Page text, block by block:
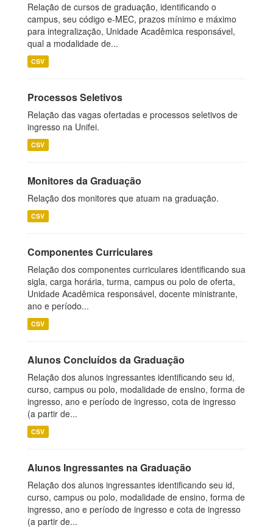
Relação de cursos de graduação, identificando o
campus, seu código e-MEC, prazos mínimo e máximo
para integralização, Unidade Acadêmica responsável,
qual a modalidade de...
CSV
Processos Seletivos
Relação das vagas ofertadas e processos seletivos de
ingresso na Unifei.
CSV
Monitores da Graduação
Relação dos monitores que atuam na graduação.
CSV
Componentes Curriculares
Relação dos componentes curriculares identificando sua
sigla, carga horária, turma, campus ou polo de oferta,
Unidade Acadêmica responsável, docente ministrante,
ano e período...
CSV
Alunos Concluídos da Graduação
Relação dos alunos ingressantes identificando seu id,
curso, campus ou polo, modalidade de ensino, forma de
ingresso, ano e período de ingresso, cota de ingresso
(a partir de...
CSV
Alunos Ingressantes na Graduação
Relação dos alunos ingressantes identificando seu id,
curso, campus ou polo, modalidade de ensino, forma de
ingresso, ano e período de ingresso e cota de ingresso
(a partir de...